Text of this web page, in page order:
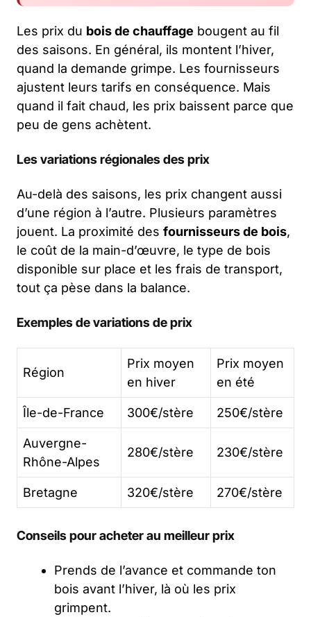
Les prix du bois de chauffage bougent au fil
des saisons. En général, ils montent l’hiver,
quand la demande grimpe. Les fournisseurs
ajustent leurs tarifs en conséquence. Mais
quand il fait chaud, les prix baissent parce que
peu de gens achètent.
Les variations régionales des prix
Au-delà des saisons, les prix changent aussi
d’une région à l’autre. Plusieurs paramètres
jouent. La proximité des fournisseurs de bois,
le coût de la main-d’œuvre, le type de bois
disponible sur place et les frais de transport,
tout ça pèse dans la balance.
Exemples de variations de prix
Région
Prix moyen
en hiver
Prix moyen
en été
Île-de-France 300€/stère 250€/stère
Auvergne-
Rhône-Alpes
280€/stère 230€/stère
Bretagne 320€/stère 270€/stère
Conseils pour acheter au meilleur prix
Prends de l’avance et commande ton
bois avant l’hiver, là où les prix
grimpent.